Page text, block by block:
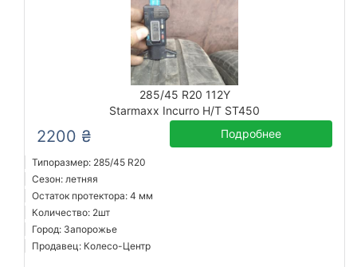
285/45 R20 112Y
Starmaxx Incurro H/T ST450
2200 ₴ Подробнее
Типоразмер: 285/45 R20
Сезон: летняя
Остаток протектора: 4 мм
Количество: 2шт
Город: Запорожье
Продавец: Колесо-Центр